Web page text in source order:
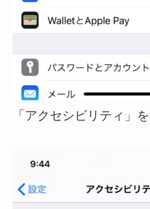
「アクセシビリティ」